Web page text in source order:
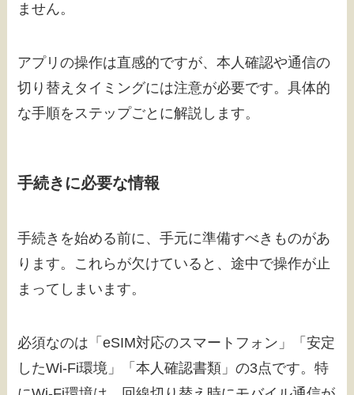
ません。
アプリの操作は直感的ですが、本人確認や通信の
切り替えタイミングには注意が必要です。具体的
な手順をステップごとに解説します。
手続きに必要な情報
手続きを始める前に、手元に準備すべきものがあ
ります。これらが欠けていると、途中で操作が止
まってしまいます。
必須なのは「eSIM対応のスマートフォン」「安定
したWi-Fi環境」「本人確認書類」の3点です。特